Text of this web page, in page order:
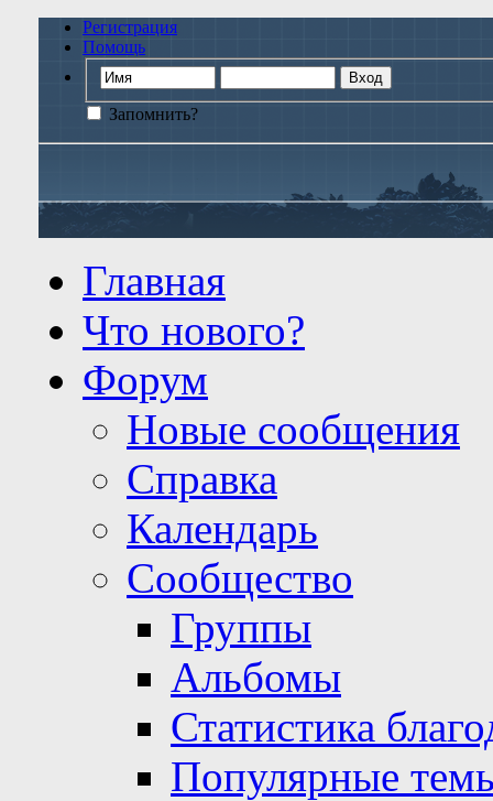
Регистрация
Помощь
Запомнить?
Главная
Что нового?
Форум
Новые сообщения
Справка
Календарь
Сообщество
Группы
Альбомы
Статистика
Популярные